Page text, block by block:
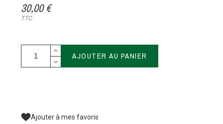
30,00 €
TTC
AJOUTER AU PANIER
Ajouter à mes favoris